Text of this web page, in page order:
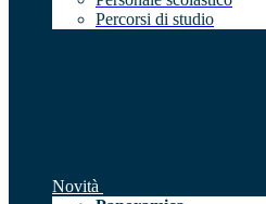
Percorsi di studio
Novità